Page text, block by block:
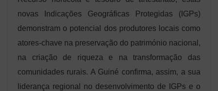
novas Indicações Geográficas Protegidas (IGPs)
demonstram o potencial dos produtores locais como
atores-chave na preservação do património nacional,
na criação de riqueza e na transformação das
comunidades rurais. A Guiné confirma, assim, a sua
liderança regional no desenvolvimento de IGPs e o